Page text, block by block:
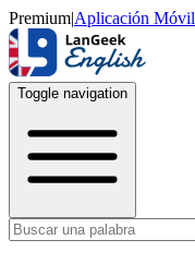
Premium|Aplicación Móvil
Toggle navigation